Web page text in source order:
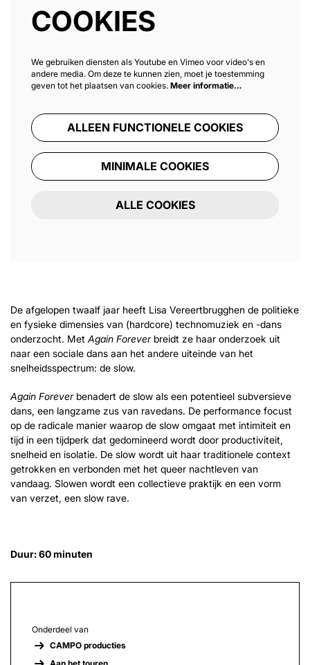
COOKIES
We gebruiken diensten als Youtube en Vimeo voor video's en
andere media. Om deze te kunnen zien, moet je toestemming
geven tot het plaatsen van cookies. Meer informatie…
ALLEEN FUNCTIONELE COOKIES
MINIMALE COOKIES
ALLE COOKIES
De afgelopen twaalf jaar heeft Lisa Vereertbrugghen de politieke
en fysieke dimensies van (hardcore) technomuziek en -dans
onderzocht. Met Again Foreverbreidt ze haar onderzoek uit
naar een sociale dans aan het andere uiteinde van het
snelheidsspectrum: de slow.
Again Forever benadert de slow als een potentieel subversieve
dans, een langzame zus van ravedans. De performance focust
op de radicale manier waarop de slow omgaat met intimiteit en
tijd in een tijdperk dat gedomineerd wordt door productiviteit,
snelheid en isolatie. De slow wordt uit haar traditionele context
getrokken en verbonden met het queer nachtleven van
vandaag. Slowen wordt een collectieve praktijk en een vorm
van verzet, een slow rave.
Duur: 60 minuten
Onderdeel van
CAMPO producties